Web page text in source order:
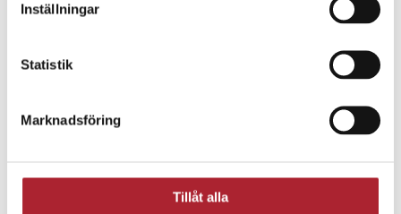
Inställningar
Statistik
Marknadsföring
Tillåt alla